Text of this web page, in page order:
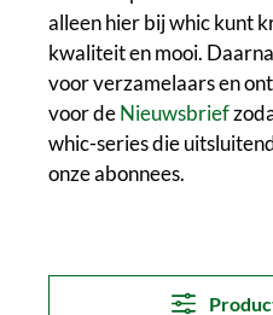
alleen hier bij whic kunt
kwaliteit en mooi.
voor verzamelaars en
voor deNieuwsbrief
whic-series die
onze abonnees.